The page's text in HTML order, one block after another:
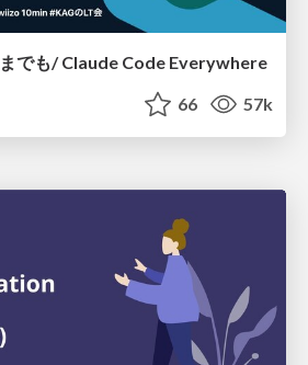
でも/ Claude Code Everywhere
66 57k